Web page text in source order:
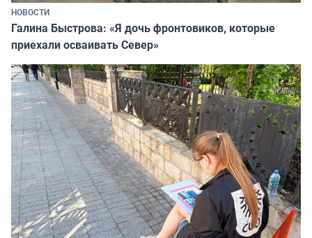
НОВОСТИ
Галина Быстрова: «Я дочь фронтовиков, которые
приехали осваивать Север»